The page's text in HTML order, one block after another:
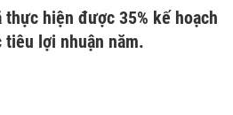
thực hiện được 35% kế hoạch
tiêu lợi nhuận năm.